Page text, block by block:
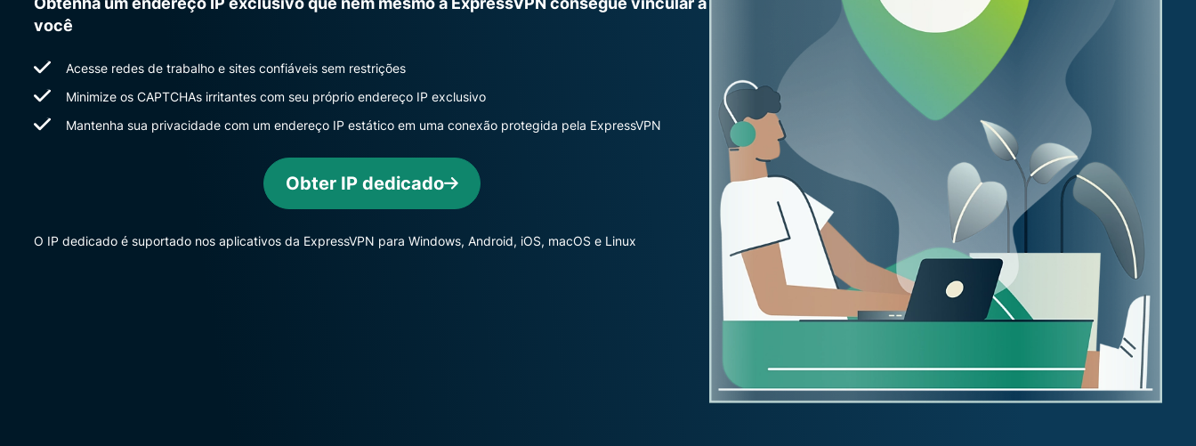
computação
Identity
monitoramento
você
Acesse redes de trabalho e sites confiáveis sem restrições
Minimize os CAPTCHAs irritantes com seu próprio endereço IP exclusivo
Mantenha sua privacidade com um endereço IP estático em uma conexão protegida pela ExpressVPN
Obter IP dedicado
O IP dedicado é suportado nos aplicativos da ExpressVPN para Windows, Android, iOS, macOS e Linux